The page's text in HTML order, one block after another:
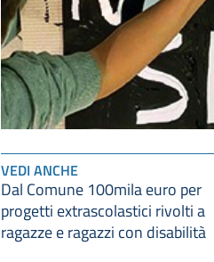
VEDI ANCHE
Dal Comune 100mila euro per
progetti extrascolastici rivolti a
ragazze e ragazzi con disabilità